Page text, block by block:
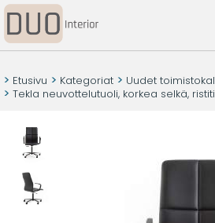
Etusivu Kategoriat Uudet
Tekla neuvottelutuoli, korkea selkä,